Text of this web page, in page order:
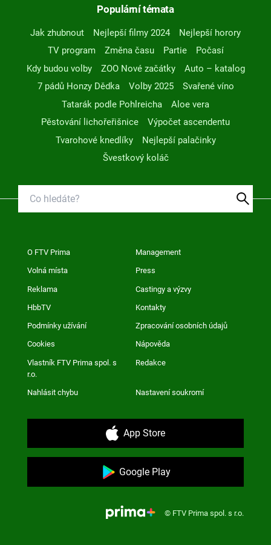
Populární témata
Jak zhubnout Nejlepší filmy 2024
Nejlepší horory
TV program
Změna času Partie
Počasí
Kdy budou volby
ZOO Nové začátky
Auto – katalog
7 pádů Honzy Dědka
Volby 2025
Svařené víno
Tatarák podle Pohlreicha
Aloe vera
Pěstování lichořeřišnice
Výpočet ascendentu
Tvarohové knedlíky
Nejlepší palačinky
Švestkový koláč
O FTV Prima Management
Volná místa Press
Reklama Castingy a výzvy
HbbTV Kontakty
Podmínky užívání Zpracování osobních údajů
Cookies Nápověda
Vlastník FTV Prima spol. s
r.o.
Redakce
Nahlásit chybu Nastavení soukromí
App Store
Google Play
© FTV Prima spol. s r.o.